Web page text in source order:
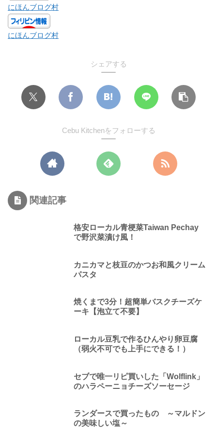
にほんブログ村
にほんブログ村
シェアする
Cebu Kitchenをフォローする
関連記事
格安ローカル青梗菜Taiwan Pechay
で野沢菜漬け風！
カニカマと枝豆のかつお和風クリーム
パスタ
焼くまで3分！超簡単バスクチーズケ
ーキ【泡立て不要】
ローカル豆乳で作るひんやり卵豆腐
（弱火不可でも上手にできる！）
セブで唯一リピ買いした「Wolflink」
のハラペーニョチーズソーセージ
ランダースで買ったもの ～マルドン
の美味しい塩～